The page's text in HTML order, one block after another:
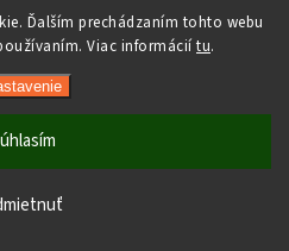
Ďalším prechádzaním tohto webu
Viac informácií tu.
doručenie do ParcelBoxov.
nemusia byť pri prevzatí v